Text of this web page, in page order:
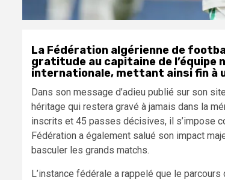
La Fédération algérienne de
gratitude au capitaine de l’équipe
internationale, mettant ainsi fin à
Dans son message d’adieu publié sur son
héritage qui restera gravé à jamais dans la
inscrits et 45 passes décisives, il s’impose
Fédération a également salué son impact
basculer les grands matchs.
L’instance fédérale a rappelé que le